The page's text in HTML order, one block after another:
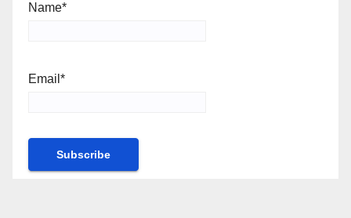
Name*
Email*